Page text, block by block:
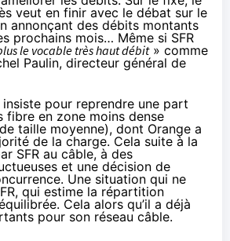
veut en finir avec le débat sur le
annonçant des débits montants
prochains mois… Même si SFR
le vocable très haut débit» comme
Paulin, directeur général de
insiste pour reprendre une part
fibre en zone moins dense
taille moyenne), dont Orange a
de la charge. Cela suite à la
SFR au câble, à des
et une décision de
. Une situation qui ne
, qui estime la répartition
Cela alors qu’il a déjà
pour son réseau câble.